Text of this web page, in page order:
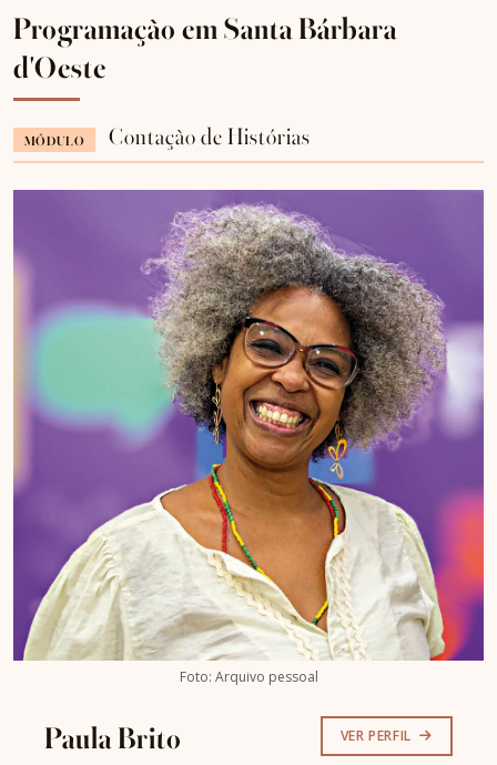
Programação em Santa Bárbara
d'Oeste
MÓDULO Contação de Histórias
Foto: Arquivo pessoal
Paula Brito VER PERFIL